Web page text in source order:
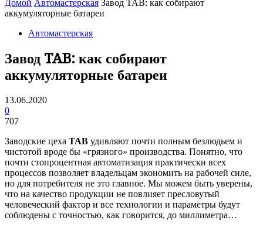
Домой Автомастерская Завод TAB: как собирают
аккумуляторные батареи
Автомастерская
Завод TAB: как собирают
аккумуляторные батареи
13.06.2020
0
707
Заводские цеха TAB удивляют почти полным безлюдьем и
чистотой вроде бы «грязного» производства. Понятно, что
почти стопроцентная автоматизация практически всех
процессов позволяет владельцам экономить на рабочей силе,
но для потребителя не это главное. Мы можем быть уверены,
что на качество продукции не повлияет пресловутый
человеческий фактор и все технологии и параметры будут
соблюдены с точностью, как говорится, до миллиметра…